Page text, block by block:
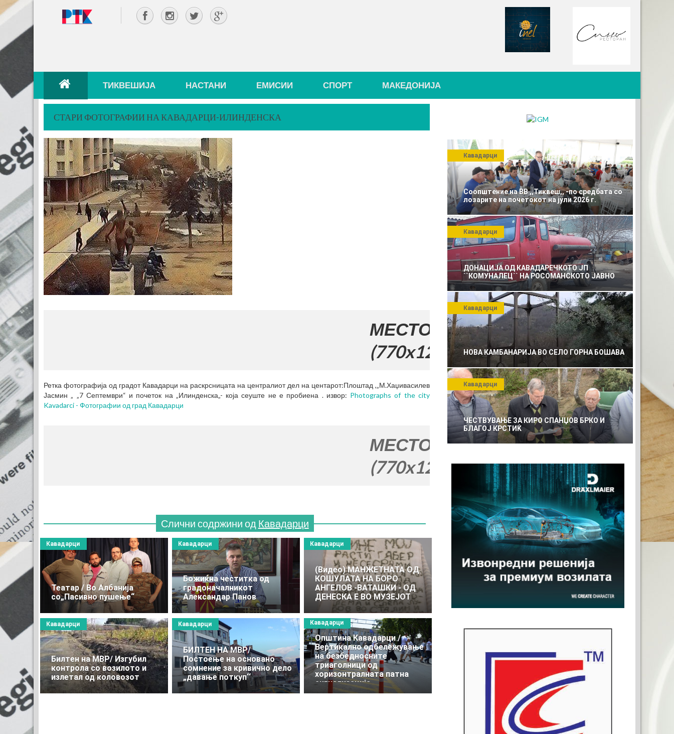
ТИКВЕШИЈА НАСТАНИ ЕМИСИИ СПОРТ МАКЕДОНИЈА
СТАРИ ФОТОГРАФИИ НА КАВАДАРЦИ-ИЛИНДЕНСКА
МЕСТО ЗА ВАШАТА РЕКЛАМА
(770x120)
Ретка фотографија од градот Кавадарци на раскрсницата на централиот дел на центарот:Плоштад ,„М.Хаџивасилев
Јасмин „ „7 Септември“ и почеток на „Илинденска„- која сеуште не е пробиена . извор: Photographs of the city
Kavadarci - Фотографии од град Кавадарци
МЕСТО ЗА ВАШАТА РЕКЛАМА
(770x120)
Слични содржини од Кавадарци
Театар / Во Албанија
со„Пасивно пушење“
Кавадарци
Божиќна честитка од
градоначалникот
Александар Панов
Кавадарци
(Видео) МАНЖЕТНАТА ОД
КОШУЛАТА НА БОРО
АНГЕЛОВ -ВАТАШКИ - ОД
ДЕНЕСКА Е ВО МУЗЕЈОТ
Кавадарци
Билтен на МВР/ Изгубил
контрола со возилото и
излетал од коловозот
Кавадарци
БИЛТЕН НА МВР/
Постоење на основано
сомнение за кривично дело
„давање поткуп‘‘
Кавадарци
Oпштина Кавадарци /
Вертикално одбележување
на безбедносните
триаголници од
хоризонтралната патна
сигнализација
Кавадарци
Соопштение на ВВ ,,Тиквеш,, -по средбата со
лозарите на почетокот на јули 2026 г.
Кавадарци
ДОНАЦИЈА ОД КАВАДАРЕЧКОТО ЈП
``КОМУНАЛЕЦ`` НА РОСОМАНСКОТО ЈАВНО
ПРЕТПРИЈАТИЕ ЗА КОМУНАЛНО УСЛУГИ
Кавадарци
НОВА КАМБАНАРИЈА ВО СЕЛО ГОРНА БОШАВА
Кавадарци
ЧЕСТВУВАЊЕ ЗА КИРО СПАНЏОВ БРКО И
БЛАГОЈ КРСТИЌ
Кавадарци